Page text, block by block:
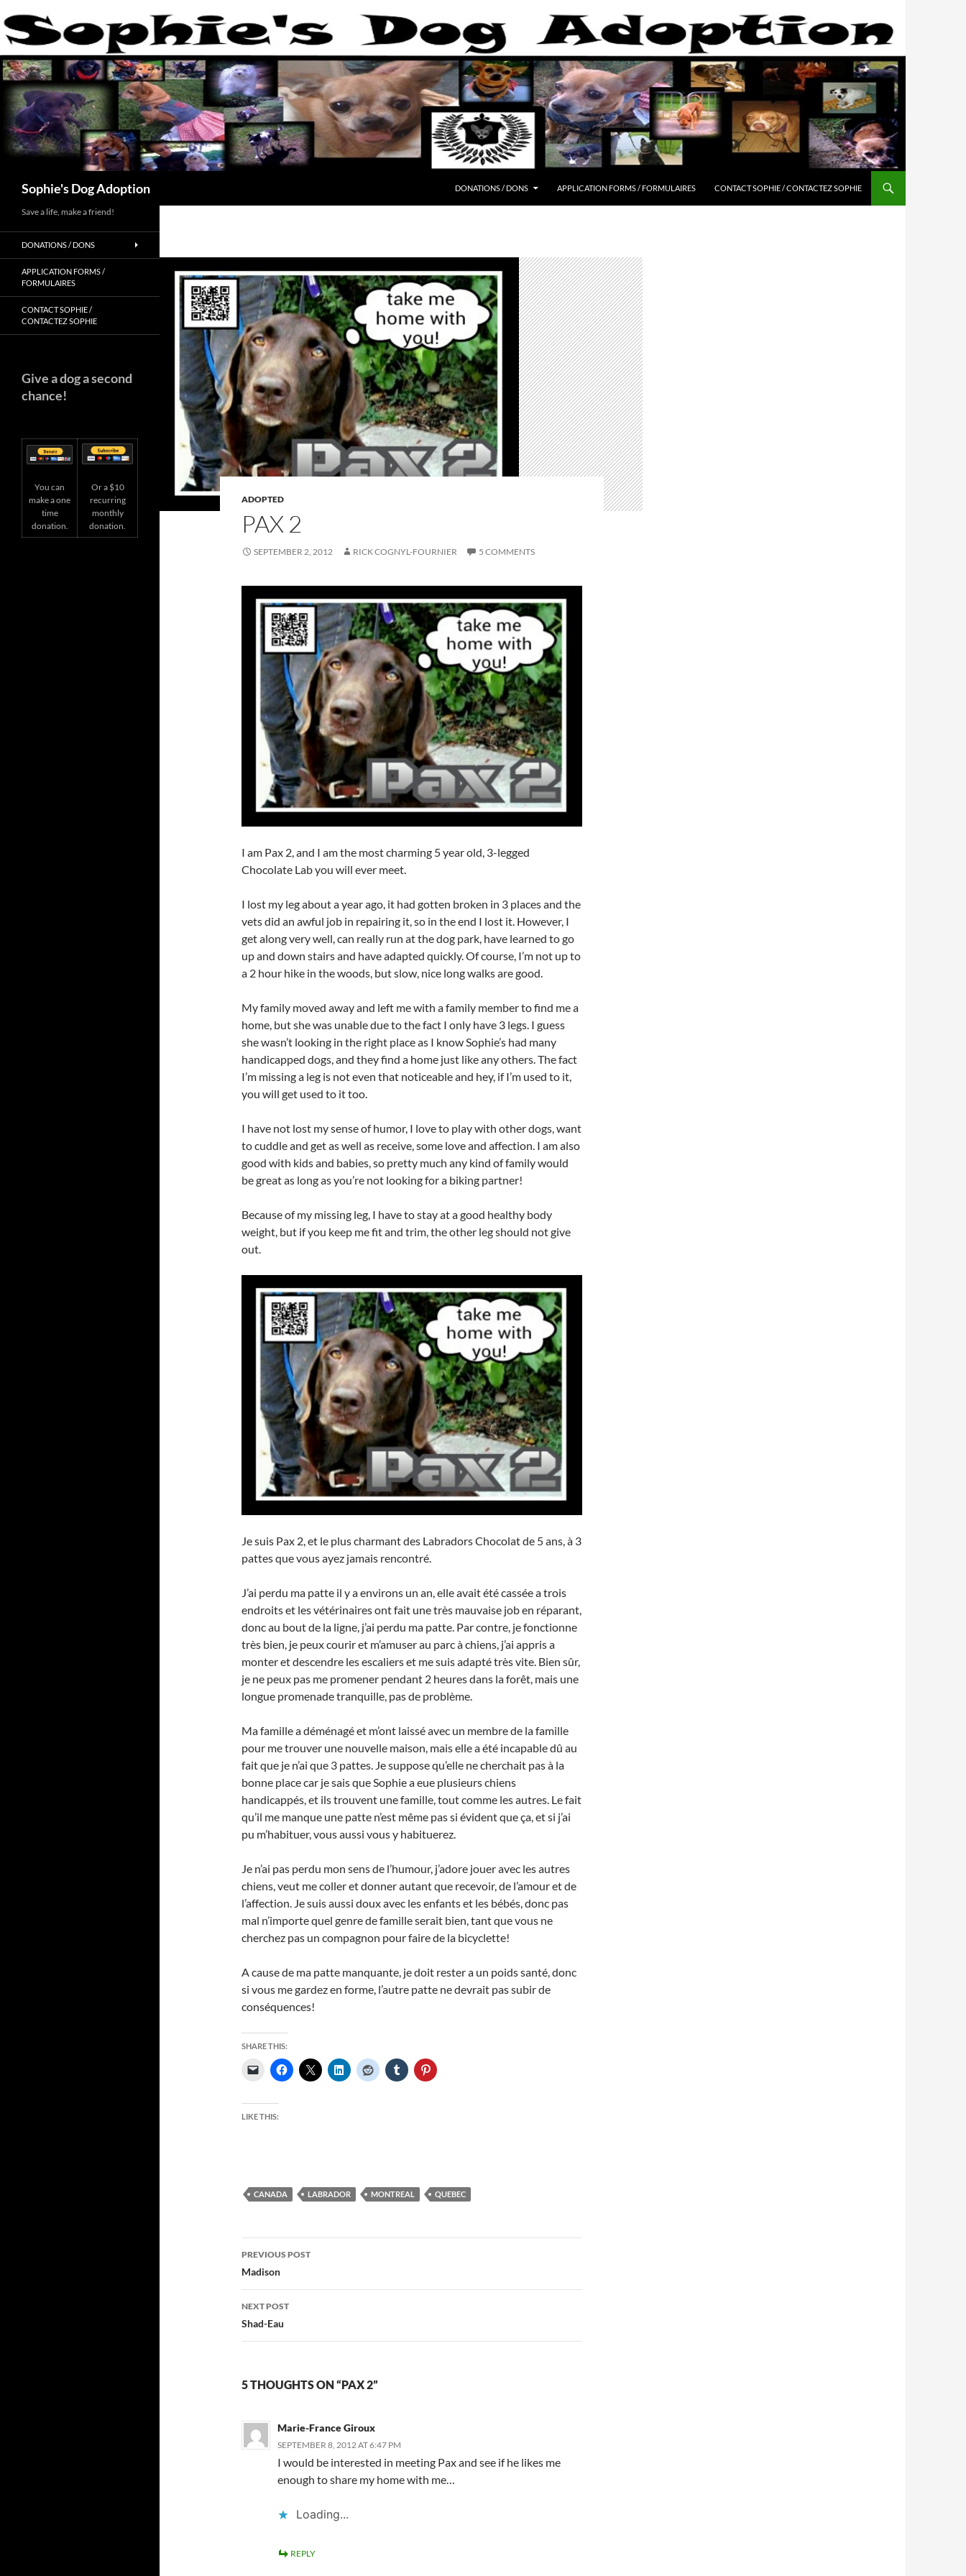
to
content
Sophie's Dog Adoption DONATIONS / DONS APPLICATION FORMS / FORMULAIRES CONTACT SOPHIE / CONTACTEZ SOPHIE
ADOPTED
PAX 2
SEPTEMBER 2, 2012 RICK COGNYL-FOURNIER 5 COMMENTS
I am Pax 2, and I am the most charming 5 year old, 3-legged
Chocolate Lab you will ever meet.
I lost my leg about a year ago, it had gotten broken in 3 places and the
vets did an awful job in repairing it, so in the end I lost it. However, I
get along very well, can really run at the dog park, have learned to go
up and down stairs and have adapted quickly. Of course, I’m not up to
a 2 hour hike in the woods, but slow, nice long walks are good.
My family moved away and left me with a family member to find me a
home, but she was unable due to the fact I only have 3 legs. I guess
she wasn’t looking in the right place as I know Sophie’s had many
handicapped dogs, and they find a home just like any others. The fact
I’m missing a leg is not even that noticeable and hey, if I’m used to it,
you will get used to it too.
I have not lost my sense of humor, I love to play with other dogs, want
to cuddle and get as well as receive, some love and affection. I am also
good with kids and babies, so pretty much any kind of family would
be great as long as you’re not looking for a biking partner!
Because of my missing leg, I have to stay at a good healthy body
weight, but if you keep me fit and trim, the other leg should not give
out.
Je suis Pax 2, et le plus charmant des Labradors Chocolat de 5 ans, à 3
pattes que vous ayez jamais rencontré.
J’ai perdu ma patte il y a environs un an, elle avait été cassée a trois
endroits et les vétérinaires ont fait une très mauvaise job en réparant,
donc au bout de la ligne, j’ai perdu ma patte. Par contre, je fonctionne
très bien, je peux courir et m’amuser au parc à chiens, j’ai appris a
monter et descendre les escaliers et me suis adapté très vite. Bien sûr,
je ne peux pas me promener pendant 2 heures dans la forêt, mais une
longue promenade tranquille, pas de problème.
Ma famille a déménagé et m’ont laissé avec un membre de la famille
pour me trouver une nouvelle maison, mais elle a été incapable dû au
fait que je n’ai que 3 pattes. Je suppose qu’elle ne cherchait pas à la
bonne place car je sais que Sophie a eue plusieurs chiens
handicappés, et ils trouvent une famille, tout comme les autres. Le fait
qu’il me manque une patte n’est même pas si évident que ça, et si j’ai
pu m’habituer, vous aussi vous y habituerez.
Je n’ai pas perdu mon sens de l’humour, j’adore jouer avec les autres
chiens, veut me coller et donner autant que recevoir, de l’amour et de
l’affection. Je suis aussi doux avec les enfants et les bébés, donc pas
mal n’importe quel genre de famille serait bien, tant que vous ne
cherchez pas un compagnon pour faire de la bicyclette!
A cause de ma patte manquante, je doit rester a un poids santé, donc
si vous me gardez en forme, l’autre patte ne devrait pas subir de
conséquences!
SHARE THIS:
LIKE THIS:
CANADA LABRADOR MONTREAL QUEBEC
Post
navigation
PREVIOUS POST
Madison
NEXT POST
Shad-Eau
5 THOUGHTS ON “PAX 2”
Marie-France Giroux
SEPTEMBER 8, 2012 AT 6:47 PM
I would be interested in meeting Pax and see if he likes me
enough to share my home with me…
Loading...
REPLY
Save a life, make a friend!
DONATIONS / DONS
APPLICATION FORMS /
FORMULAIRES
CONTACT SOPHIE /
CONTACTEZ SOPHIE
Give a dog a second
chance!
You can
make a one
time
donation.
Or a $10
recurring
monthly
donation.